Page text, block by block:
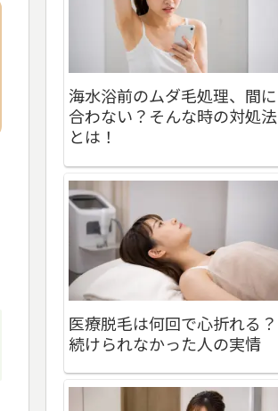
海水浴前のムダ毛処理、間に
合わない？そんな時の対処法
とは！
医療脱毛は何回で心折れる？
続けられなかった人の実情